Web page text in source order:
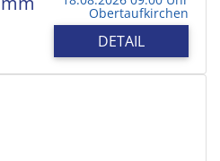
Obertaufkirchen
DETAIL